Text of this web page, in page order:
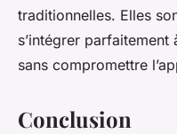
traditionnelles. Elles
s’intégrer parfaitement
sans compromettre
Conclusion